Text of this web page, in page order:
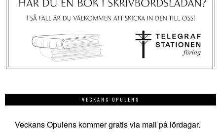
VECKANS OPULENS
Veckans Opulens kommer gratis via mail på lördagar.